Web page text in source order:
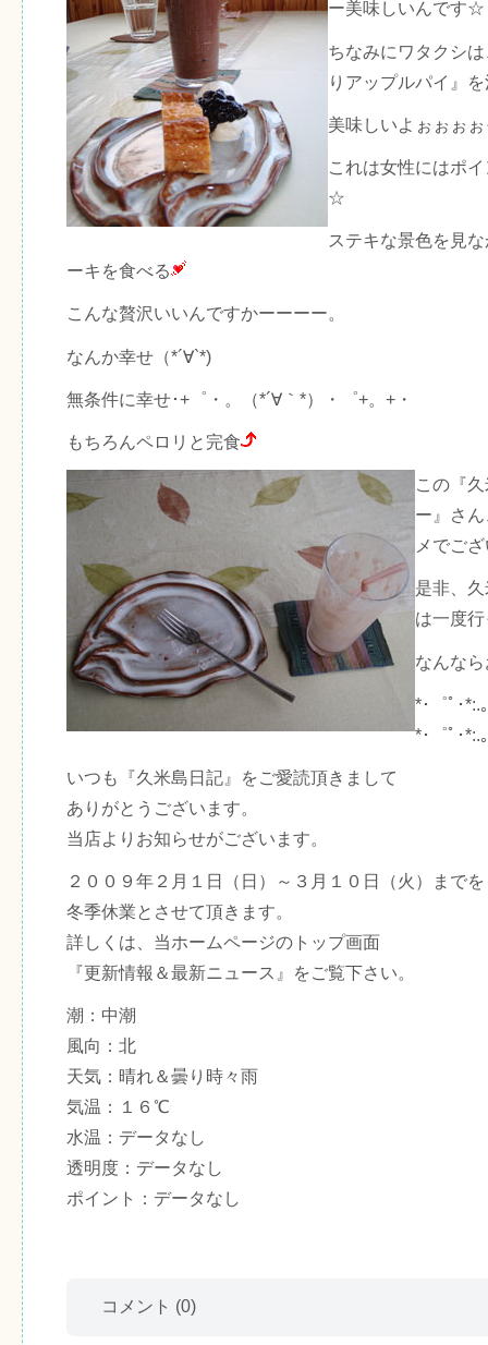
ー美味しいんです☆
ちなみにワタクシ
りアップルパイ』
美味しいよぉぉぉぉ
これは女性にはポ
☆
ステキな景色を見
ーキを食べる
こんな贅沢いいんですかーーーー。
なんか幸せ（*´∀`*)
無条件に幸せ･+゜・。（*´∀｀*）・゜+。+・
もちろんペロリと完食
この『
ー』さ
メでご
是非、
は一度
なんな
*･゜ﾟ･*:.
*･゜ﾟ･*:.
いつも『久米島日記』をご愛読頂きまして
ありがとうございます。
当店よりお知らせがございます。
２００９年２月１日（日）～３月１０日（火）までを
冬季休業とさせて頂きます。
詳しくは、当ホームページのトップ画面
『更新情報＆最新ニュース』をご覧下さい。
潮：中潮
風向：北
天気：晴れ＆曇り時々雨
気温：１６℃
水温：データなし
透明度：データなし
ポイント：データなし
コメント (0)